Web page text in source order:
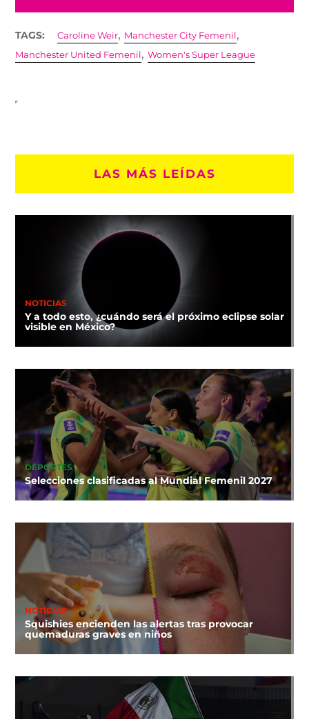
TAGS: Caroline Weir, Manchester City Femenil,
Manchester United Femenil,Women's Super League
LAS MÁS LEÍDAS
NOTICIAS
Y a todo esto, ¿cuándo será el próximo eclipse solar
visible en México?
DEPORTES
Selecciones clasificadas al Mundial Femenil 2027
NOTICIAS
Squishies encienden las alertas tras provocar
quemaduras graves en niños